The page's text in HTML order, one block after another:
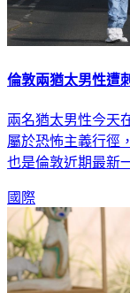
倫敦兩猶太男性遭
兩名猶太男性今天
屬於恐怖主義行徑
也是倫敦近期最新
國際